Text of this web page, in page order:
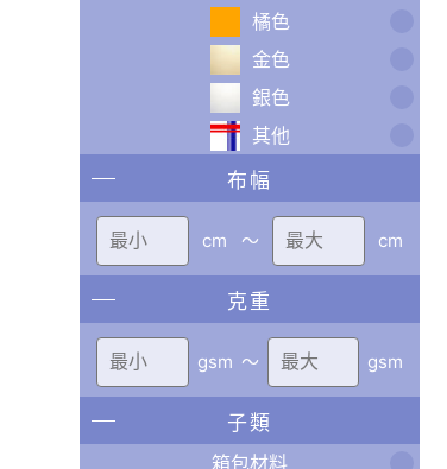
橘色
金色
銀色
其他
布幅
cm 〜 cm
克重
gsm 〜 gsm
子類
箱包材料